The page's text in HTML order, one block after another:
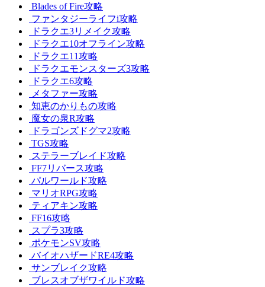
Blades of Fire攻略
ファンタジーライフi攻略
ドラクエ3リメイク攻略
ドラクエ10オフライン攻略
ドラクエ11攻略
ドラクエモンスターズ3攻略
ドラクエ6攻略
メタファー攻略
知恵のかりもの攻略
魔女の泉R攻略
ドラゴンズドグマ2攻略
TGS攻略
ステラーブレイド攻略
FF7リバース攻略
パルワールド攻略
マリオRPG攻略
ティアキン攻略
FF16攻略
スプラ3攻略
ポケモンSV攻略
バイオハザードRE4攻略
サンブレイク攻略
ブレスオブザワイルド攻略